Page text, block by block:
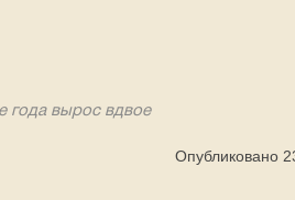
года вырос вдвое
Опубликовано